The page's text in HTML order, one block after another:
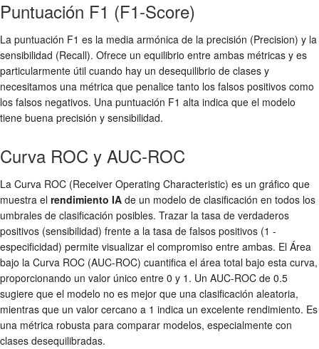
Puntuación F1 (F1-Score)
La puntuación F1 es la media armónica de la precisión (Precision) y la
sensibilidad (Recall). Ofrece un equilibrio entre ambas métricas y es
particularmente útil cuando hay un desequilibrio de clases y
necesitamos una métrica que penalice tanto los falsos positivos como
los falsos negativos. Una puntuación F1 alta indica que el modelo
tiene buena precisión y sensibilidad.
Curva ROC y AUC-ROC
La Curva ROC (Receiver Operating Characteristic) es un gráfico que
muestra el rendimiento IA de un modelo de clasificación en todos los
umbrales de clasificación posibles. Trazar la tasa de verdaderos
positivos (sensibilidad) frente a la tasa de falsos positivos (1 -
especificidad) permite visualizar el compromiso entre ambas. El Área
bajo la Curva ROC (AUC-ROC) cuantifica el área total bajo esta curva,
proporcionando un valor único entre 0 y 1. Un AUC-ROC de 0.5
sugiere que el modelo no es mejor que una clasificación aleatoria,
mientras que un valor cercano a 1 indica un excelente rendimiento. Es
una métrica robusta para comparar modelos, especialmente con
clases desequilibradas.